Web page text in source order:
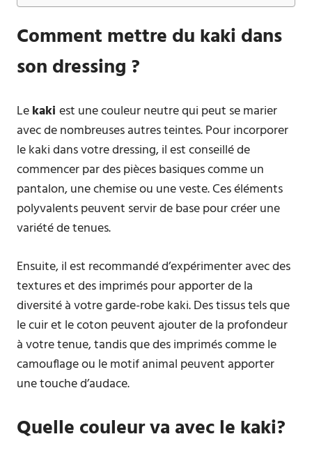
Comment mettre du kaki dans
son dressing ?
Lekaki est une couleur neutre qui peut se marier
avec de nombreuses autres teintes. Pour incorporer
le kaki dans votre dressing, il est conseillé de
commencer par des pièces basiques comme un
pantalon, une chemise ou une veste. Ces éléments
polyvalents peuvent servir de base pour créer une
variété de tenues.
Ensuite, il est recommandé d’expérimenter avec des
textures et des imprimés pour apporter de la
diversité à votre garde-robe kaki. Des tissus tels que
le cuir et le coton peuvent ajouter de la profondeur
à votre tenue, tandis que des imprimés comme le
camouflage ou le motif animal peuvent apporter
une touche d’audace.
Quelle couleur va avec le kaki?